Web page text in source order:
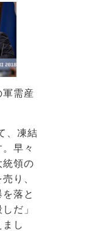
軍需産
、凍結
早々
統領の
り、
落と
だ」
し